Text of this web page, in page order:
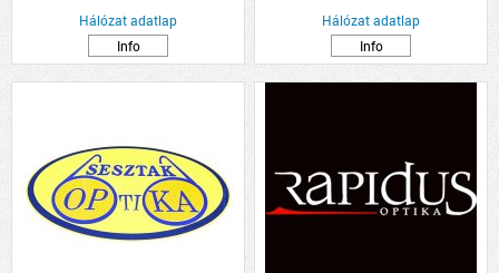
Hálózat adatlap
Info
Hálózat adatlap
Info